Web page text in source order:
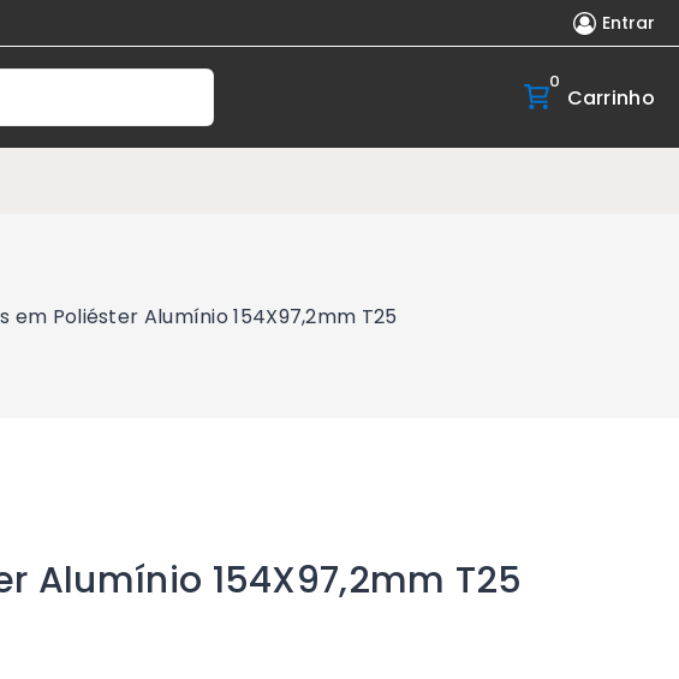
Entrar
0
Carrinho
em Poliéster Alumínio 154X97,2mm T25
Alumínio 154X97,2mm T25